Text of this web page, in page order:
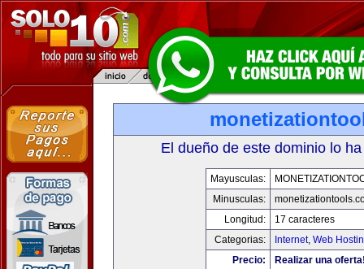
El dueño de este dominio lo
Mayusculas:
Minusculas:
Longitud:
17 caracteres
Categorias:
Internet, Web
Precio:
Realizar una